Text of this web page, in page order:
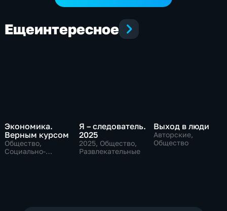
Ещеинтересное
Экономика.
Верным курсом
Общество,
Социально-
Я – следователь.
2025
2025, Общество,
Развлекательные
Выход в люди
Авторские,
Общество